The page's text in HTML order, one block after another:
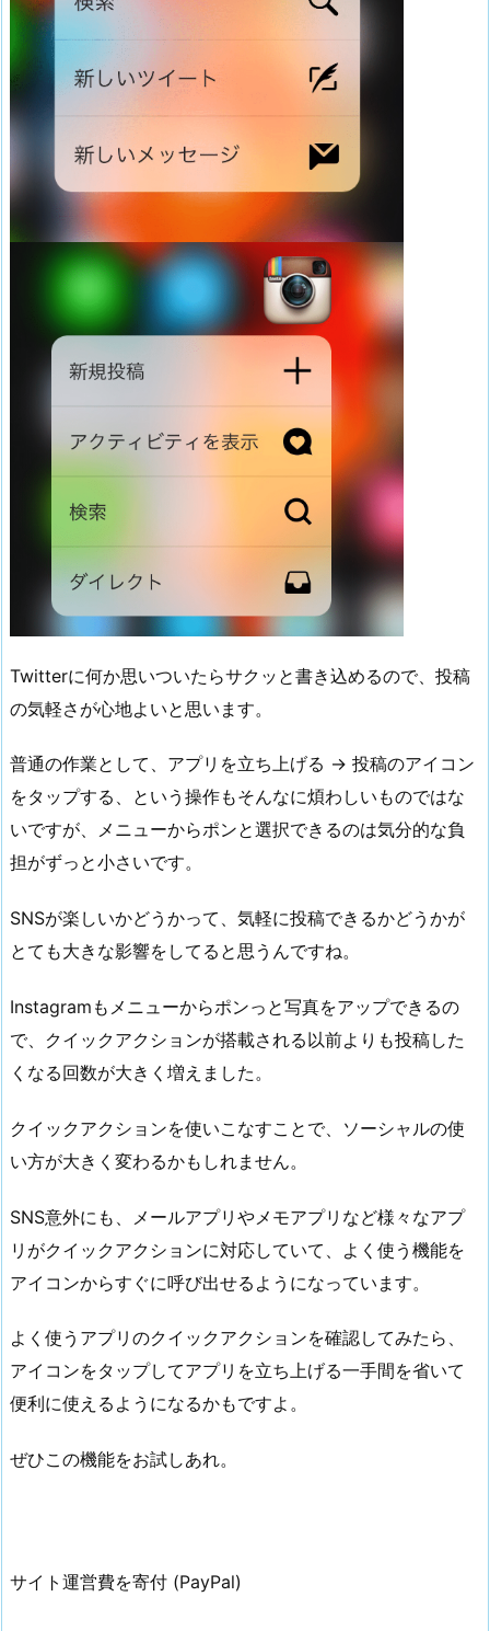
Twitterに何か思いついたらサクッと書き込めるので、投稿
の気軽さが心地よいと思います。
普通の作業として、アプリを立ち上げる → 投稿のアイコン
をタップする、という操作もそんなに煩わしいものではな
いですが、メニューからポンと選択できるのは気分的な負
担がずっと小さいです。
SNSが楽しいかどうかって、気軽に投稿できるかどうかが
とても大きな影響をしてると思うんですね。
Instagramもメニューからポンっと写真をアップできるの
で、クイックアクションが搭載される以前よりも投稿した
くなる回数が大きく増えました。
クイックアクションを使いこなすことで、ソーシャルの使
い方が大きく変わるかもしれません。
SNS意外にも、メールアプリやメモアプリなど様々なアプ
リがクイックアクションに対応していて、よく使う機能を
アイコンからすぐに呼び出せるようになっています。
よく使うアプリのクイックアクションを確認してみたら、
アイコンをタップしてアプリを立ち上げる一手間を省いて
便利に使えるようになるかもですよ。
ぜひこの機能をお試しあれ。
サイト運営費を寄付 (PayPal)